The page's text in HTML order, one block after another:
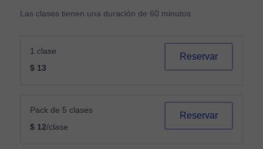
Las clases tienen una duración de 60 minutos
1 clase
$ 13
Reservar
Pack de 5 clases
$ 12/clase
Reservar